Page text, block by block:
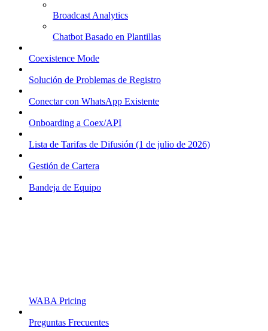
Broadcast Analytics
Chatbot Basado en Plantillas
Coexistence Mode
Solución de Problemas de Registro
Conectar con WhatsApp Existente
Onboarding a Coex/API
Lista de Tarifas de Difusión (1 de julio de 2026)
Gestión de Cartera
Bandeja de Equipo
WABA Pricing
Preguntas Frecuentes